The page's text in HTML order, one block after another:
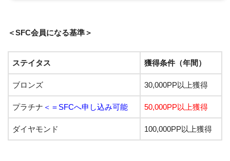
＜SFC会員になる基準＞
ステイタス 獲得条件（年間）
ブロンズ 30,000PP以上獲得
プラチナ ＜＝SFCへ申し込み可能 50,000PP以上獲得
ダイヤモンド 100,000PP以上獲得